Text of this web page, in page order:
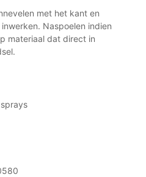
met het kant en
Naspoelen indien
materiaal dat direct in